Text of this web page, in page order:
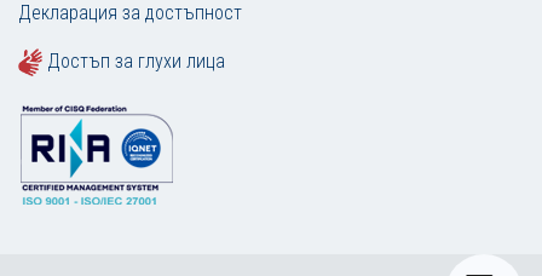
Декларация за достъпност
Достъп за глухи лица